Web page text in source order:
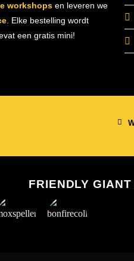
workshopsen leveren we
. Elke bestelling wordt
een gratis mini!
FRIENDLY